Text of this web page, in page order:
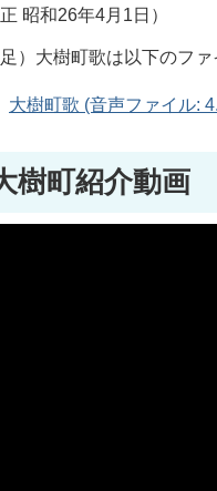
正 昭和26年4月1日）
足）大樹町歌は以下のフ
大樹町歌 (音声ファイル:
樹町紹介動画